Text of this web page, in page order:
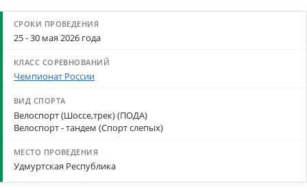
25 - 30 мая 2026 года
Чемпионат России
Велоспорт (Шоссе,трек) (ПОДА)
Велоспорт - тандем (Спорт слепых)
Удмуртская Республика